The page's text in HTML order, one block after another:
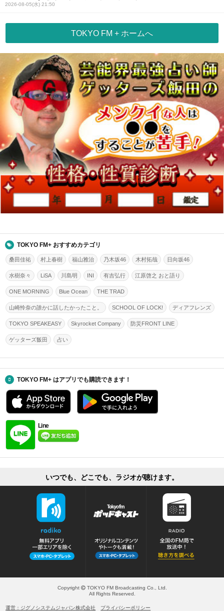
2026-08-05(水) 21:50
TOKYO FM + ホームへ
TOKYO FM+ おすすめカテゴリ
桑田佳祐 村上春樹 福山雅治 乃木坂46 木村拓哉 日向坂46
水樹奈々 LiSA 川島明 INI 有吉弘行 江原啓之 おと語り
ONE MORNING Blue Ocean THE TRAD
山崎怜奈の誰かに話したかったこと。 SCHOOL OF LOCK! ディアフレンズ
TOKYO SPEAKEASY Skyrocket Company 防災FRONT LINE
ゲッターズ飯田 占い
TOKYO FM+ はアプリでも購読できます！
Line
いつでも、どこでも、ラジオが聴けます。
Copyright
TOKYO FM Broadcasting Co., Ltd.
All Rights Reserved.
運営：ジグノシステムジャパン株式会社 プライバシーポリシー